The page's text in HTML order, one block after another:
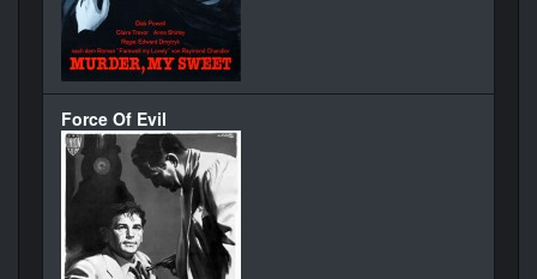
Force Of Evil